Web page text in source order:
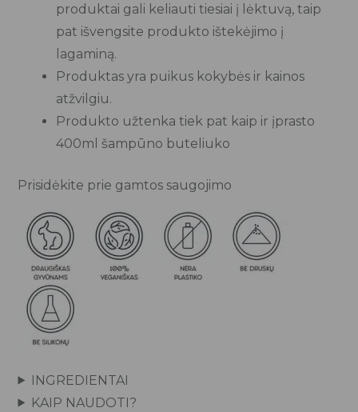
produktai gali keliauti tiesiai į lėktuvą, taip
pat išvengsite produkto ištekėjimo į
lagaminą.
Produktas yra puikus kokybės ir kainos
atžvilgiu.
Produkto užtenka tiek pat kaip ir įprasto
400ml šampūno buteliuko
Prisidėkite prie gamtos saugojimo
INGREDIENTAI
KAIP NAUDOTI?